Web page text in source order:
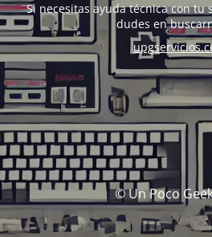
Si necesitas ayuda técnica con tu
dudes en
© Un Poco